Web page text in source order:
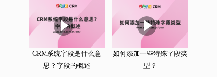
CRM系统字段是什么意
思？字段的概述
如何添加一些特殊字段类
型？